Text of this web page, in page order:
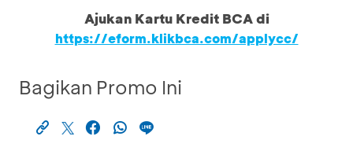
Ajukan Kartu Kredit BCA di
https://eform.klikbca.com/applycc/
Bagikan Promo Ini